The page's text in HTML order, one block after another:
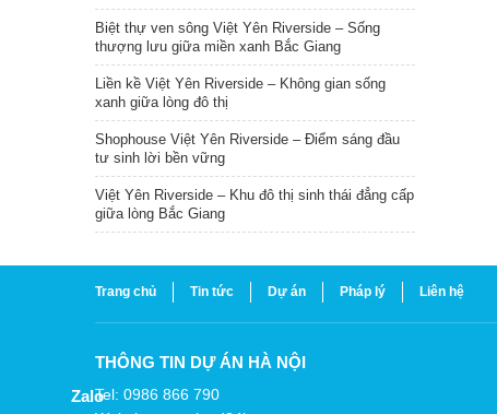
Biệt thự ven sông Việt Yên Riverside – Sống
thượng lưu giữa miền xanh Bắc Giang
Liền kề Việt Yên Riverside – Không gian sống
xanh giữa lòng đô thị
Shophouse Việt Yên Riverside – Điểm sáng đầu
tư sinh lời bền vững
Việt Yên Riverside – Khu đô thị sinh thái đẳng cấp
giữa lòng Bắc Giang
Trang chủ Tin tức Dự án Pháp lý Liên hệ
THÔNG TIN DỰ ÁN HÀ NỘI
Tel: 0986 866 790
Zalo